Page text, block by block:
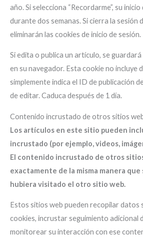
año. Si selecciona “Recordarme”, su
durante dos semanas. Si cierra la sesión
eliminarán las cookies de inicio de sesión.
Si edita o publica un artículo, se
en su navegador. Esta cookie no incluye
simplemente indica el ID de publicación
de editar. Caduca después de 1 día.
Contenido incrustado de otros sitios
Los artículos en este sitio pueden
incrustado (por ejemplo, videos,
El contenido incrustado de otros
exactamente de la misma manera
hubiera visitado el otro sitio web.
Estos sitios web pueden recopilar datos
cookies, incrustar seguimiento adicional
monitorear su interacción con ese